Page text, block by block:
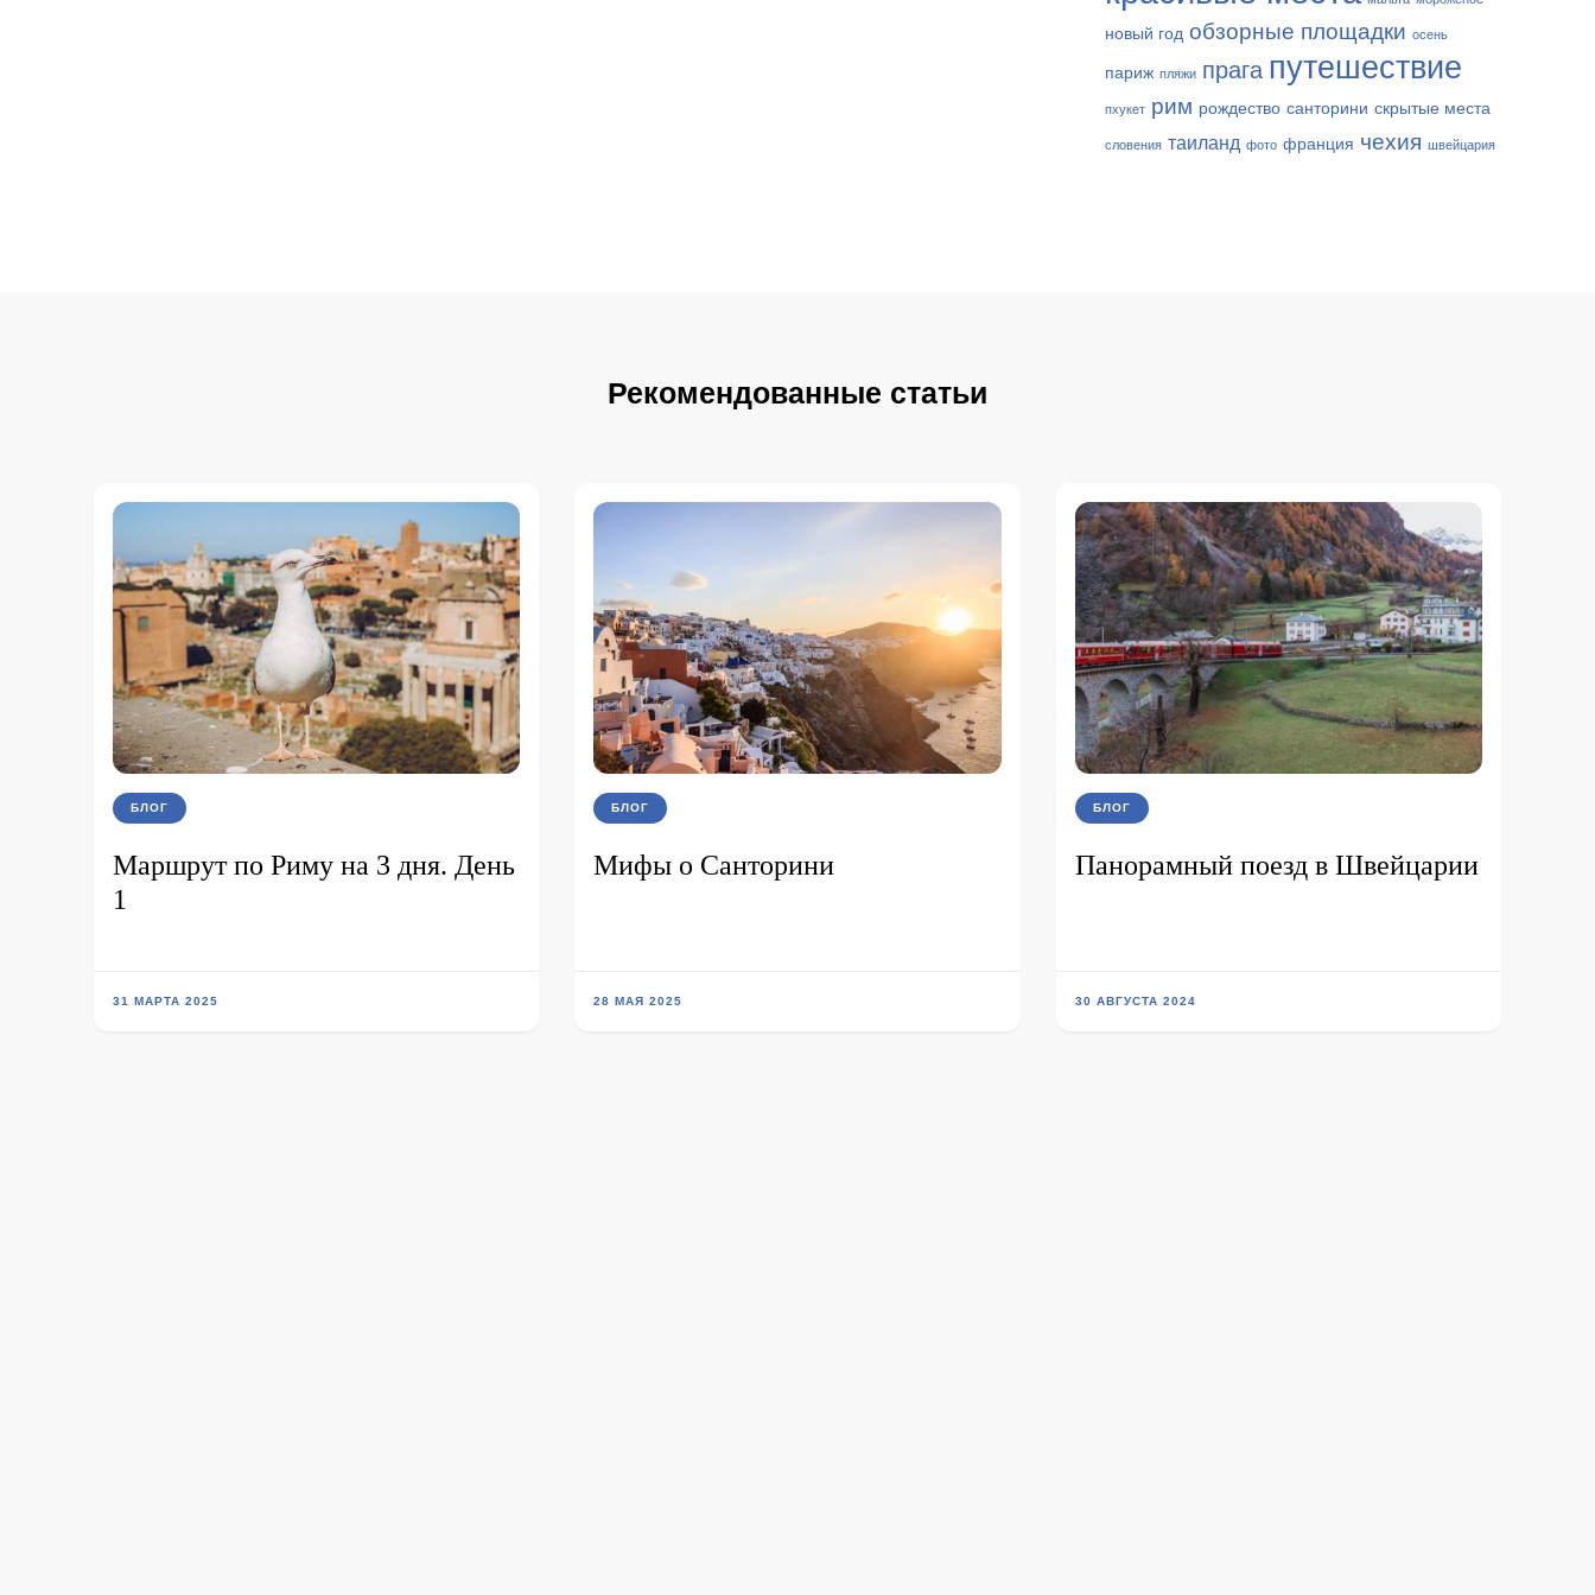
новый год обзорные площадки осень
париж пляжи прага путешествие
пхукет рим рождество санторини скрытые места
словения таиланд фото франция чехия швейцария
Рекомендованные статьи
БЛОГ
Маршрут по Риму на 3 дня. День
1
31 МАРТА 2025
БЛОГ
Мифы о Санторини
28 МАЯ 2025
БЛОГ
Панорамный поезд в Швейцарии
30 АВГУСТА 2024